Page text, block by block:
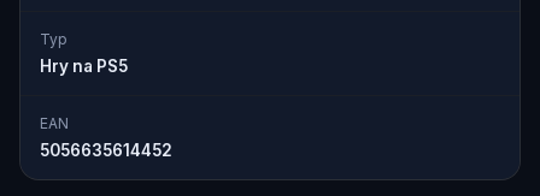
Typ
Hry na PS5
EAN
5056635614452